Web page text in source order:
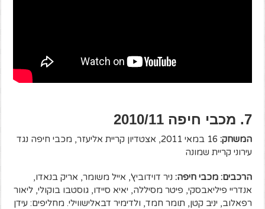
7. מכבי חיפה 2010/11
המשחק:
16 במאי 2011, אצטדיון קריית אליעזר, מכבי חיפה נגד
עירוני קריית שמונה
הרכבים: מכבי חיפה: ניר דוידוביץ', אייל משומר, אריק בנאדו,
אנדריי פיליאבסקי, פיטר מסיללה, יאיא סיידו, גוסטבו בוקולי, ליאור
רפאלוב, יניב קטן, תומר חמד, ולדימיר דבאלישווילי. מחליפים: עידן